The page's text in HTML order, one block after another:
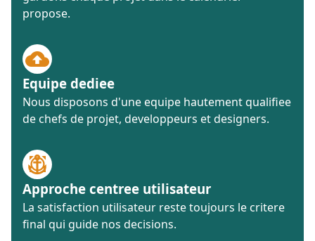
propose.
Equipe dediee
Nous disposons d'une equipe hautement qualifiee
de chefs de projet, developpeurs et designers.
Approche centree utilisateur
La satisfaction utilisateur reste toujours le critere
final qui guide nos decisions.